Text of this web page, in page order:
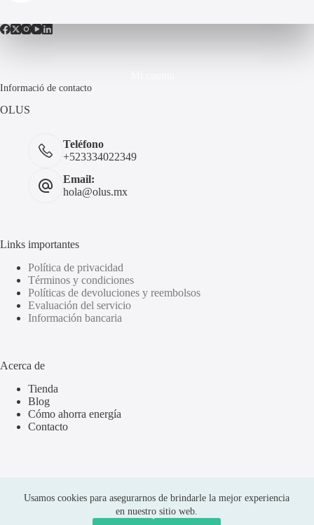
Usamos cookies para asegurarnos de brindarle la mejor experiencia
en nuestro sitio web.
Informació de contacto
OLUS
Teléfono
+523334022349
Email:
hola@olus.mx
Links importantes
Política de privacidad
Términos y condiciones
Políticas de devoluciones y reembolsos
Evaluación del servicio
Información bancaria
Acerca de
Tienda
Blog
Cómo ahorra energía
Contacto